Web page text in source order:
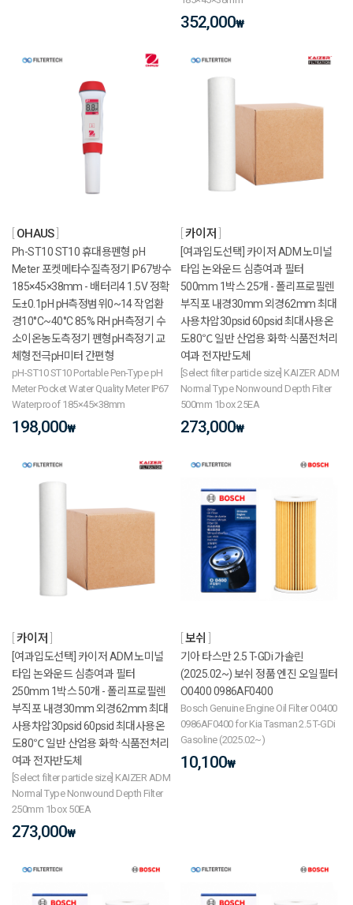
352,000₩
OHAUS
Ph-ST10 ST10 휴대용펜형 pH
Meter 포켓메타수질측정기 IP67방수
185×45×38mm - 배터리4 1.5V 정확
도±0.1pH pH측정범위0~14 작업환
경10°C~40°C 85% RH pH측정기 수
소이온농도측정기 펜형pH측정기 교
체형전극pH미터 간편형
pH-ST10 ST10 Portable Pen-Type pH
Meter Pocket Water Quality Meter IP67
Waterproof 185×45×38mm
198,000₩
카이저
[여과입도선택] 카이저 ADM 노미널
타입 논와운드 심층여과 필터
500mm 1박스 25개 - 폴리프로필렌
부직포 내경30mm 외경62mm 최대
사용차압30psid 60psid 최대사용온
도80℃ 일반 산업용 화학·식품전처리
여과 전자반도체
[Select filter particle size] KAIZER ADM
Normal Type Nonwound Depth Filter
500mm 1box 25EA
273,000₩
카이저
[여과입도선택] 카이저 ADM 노미널
타입 논와운드 심층여과 필터
250mm 1박스 50개 - 폴리프로필렌
부직포 내경30mm 외경62mm 최대
사용차압30psid 60psid 최대사용온
도80℃ 일반 산업용 화학·식품전처리
여과 전자반도체
[Select filter particle size] KAIZER ADM
Normal Type Nonwound Depth Filter
250mm 1box 50EA
273,000₩
보쉬
기아 타스만 2.5 T-GDi 가솔린
(2025.02~) 보쉬 정품 엔진 오일필터
O0400 0986AF0400
Bosch Genuine Engine Oil Filter O0400
0986AF0400 for Kia Tasman 2.5 T-GDi
Gasoline (2025.02~)
10,100₩